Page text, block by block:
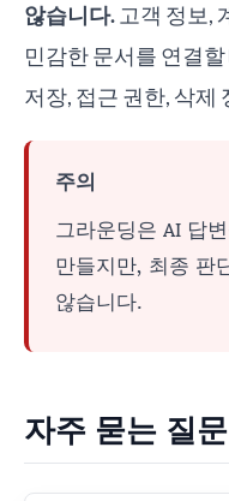
않습니다. 고객 정보,
민감한 문서를 연결
저장, 접근 권한, 삭제
주의
그라운딩은 AI 답
만들지만, 최종 판
않습니다.
자주 묻는 질문